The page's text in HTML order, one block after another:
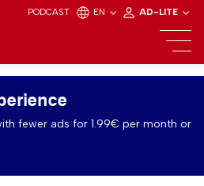
PODCAST EN AD-LITE
fewer ads for 1.99€ per month or